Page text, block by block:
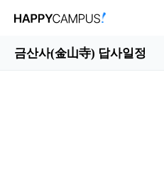
금산사(金山寺) 답사일정